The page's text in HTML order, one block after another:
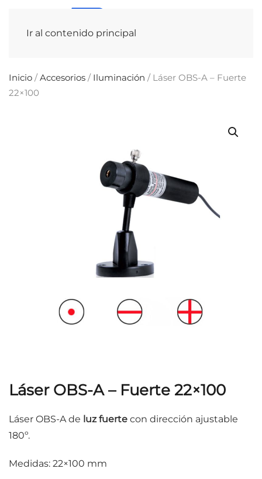
Ir al contenido principal
Inicio /Accesorios / Iluminación / Láser OBS-A – Fuerte
22×100
Láser OBS-A – Fuerte 22×100
Láser OBS-A de luz fuerte con dirección ajustable
180º.
Medidas: 22×100 mm